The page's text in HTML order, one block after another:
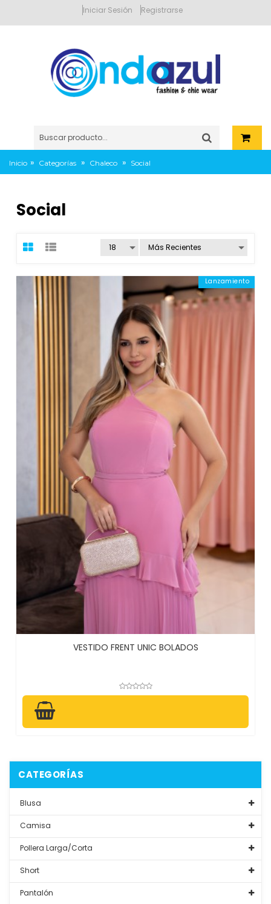
Iniciar Sesión Registrarse
Inicio » Categorías » Chaleco » Social
Social
Lanzamiento
VESTIDO FRENT UNIC BOLADOS
CATEGORÍAS
Blusa
Camisa
Pollera Larga/Corta
Short
Pantalón